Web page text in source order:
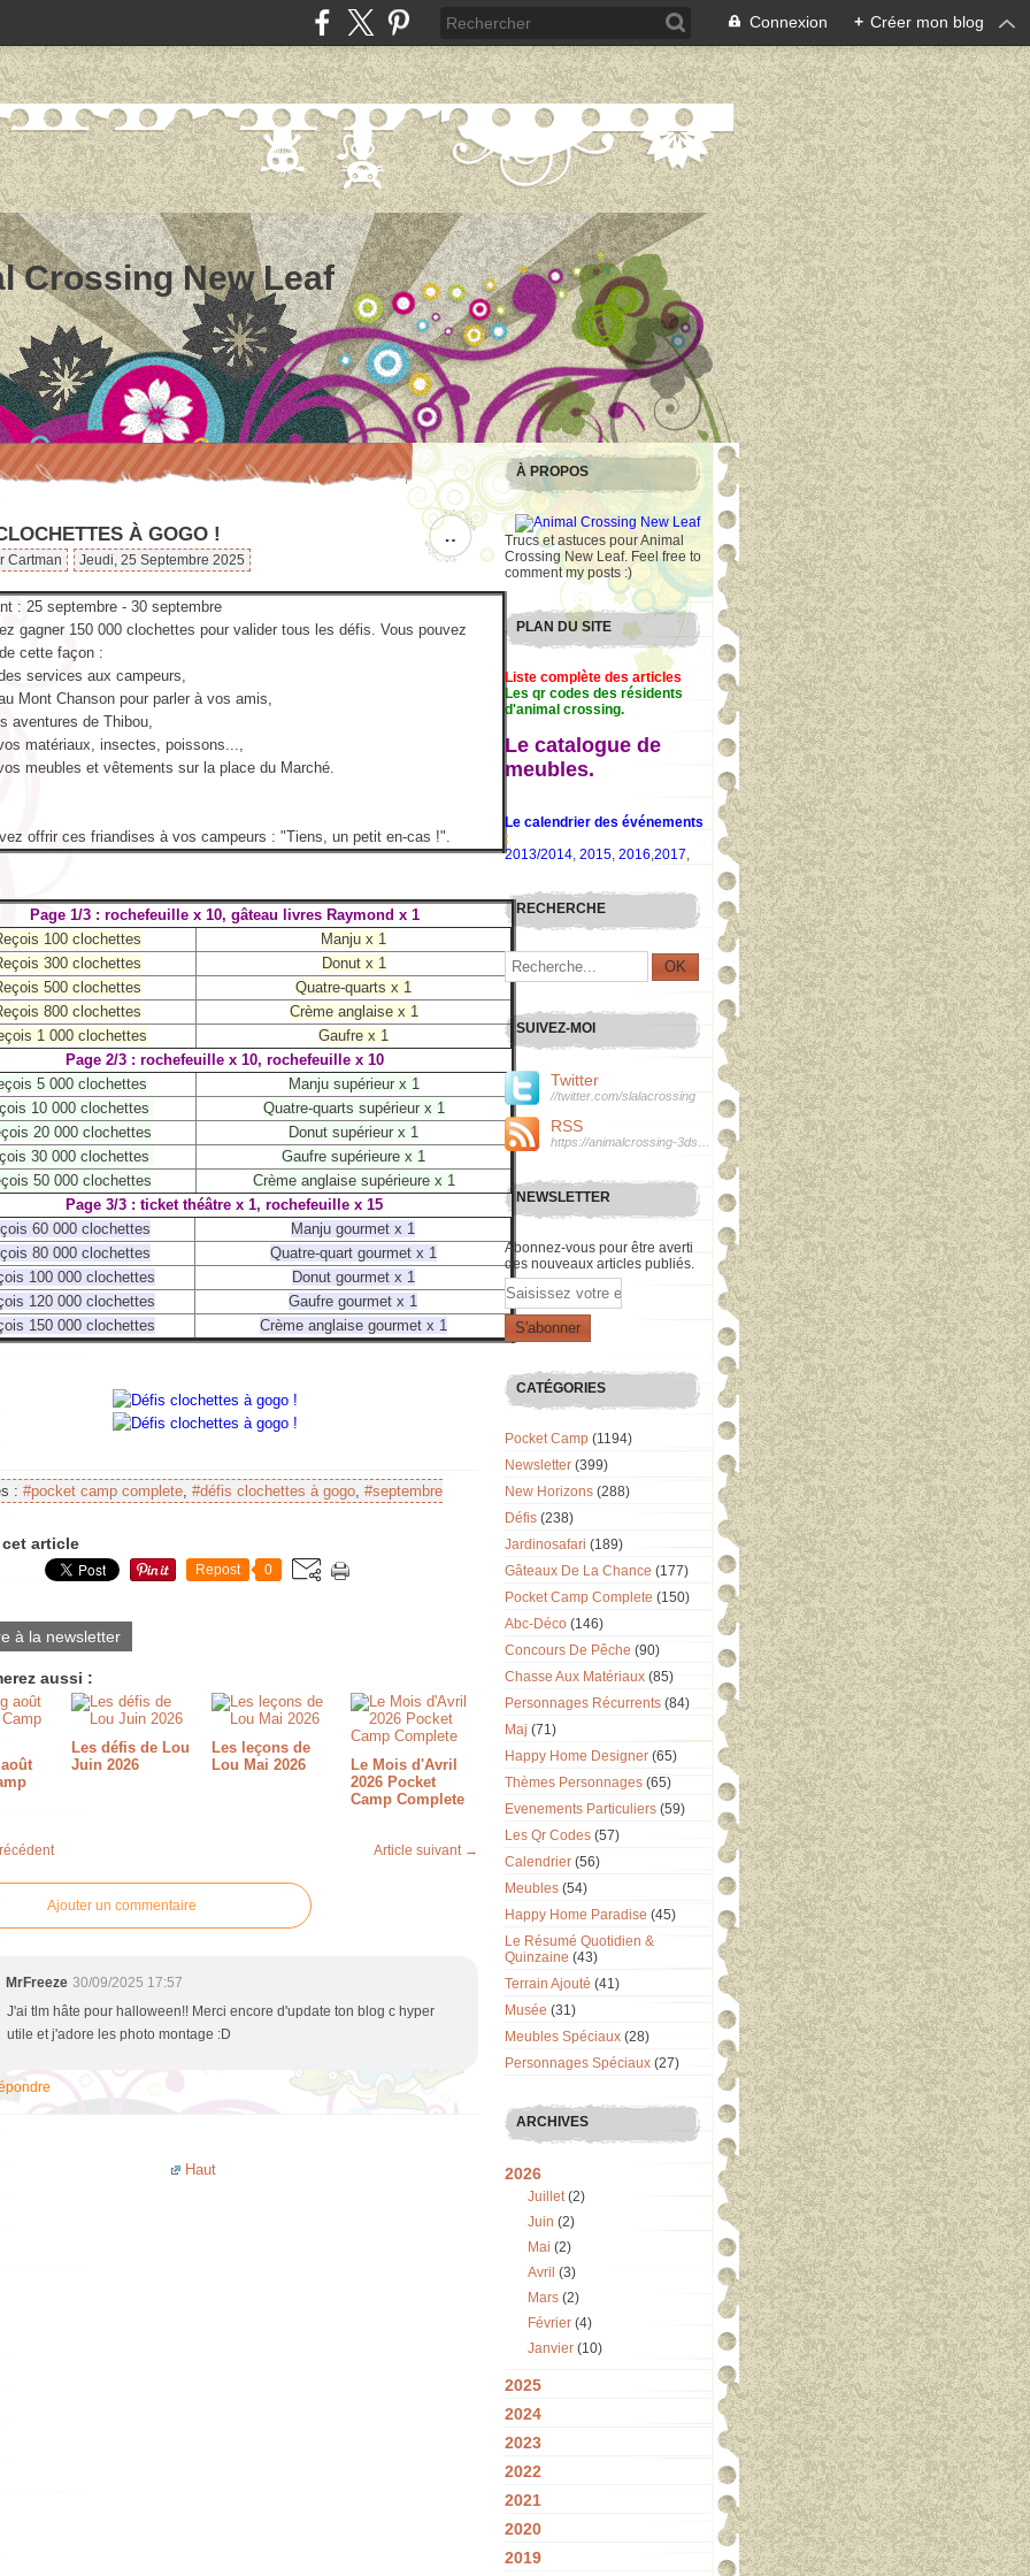
Connexion + Créer mon blog
Crossing New Leaf
…
À GOGO !
Cartman Jeudi, 25 Septembre 2025
: 25 septembre - 30 septembre
gagner 150 000 clochettes pour valider tous les défis. Vous pouvez
cette façon :
services aux campeurs,
Mont Chanson pour parler à vos amis,
aventures de Thibou,
matériaux, insectes, poissons...,
meubles et vêtements sur la place du Marché.
offrir ces friandises à vos campeurs : "Tiens, un petit en-cas !".
Page 1/3 : rochefeuille x 10, gâteau livres Raymond x 1
100 clochettes
Manju x 1
300 clochettes
Donut x 1
500 clochettes
Quatre-quarts x 1
800 clochettes
Crème anglaise x 1
1 000 clochettes
Gaufre x 1
Page 2/3 : rochefeuille x 10, rochefeuille x 10
5 000 clochettes
Manju supérieur x 1
10 000 clochettes
Quatre-quarts supérieur x 1
20 000 clochettes
Donut supérieur x 1
30 000 clochettes
Gaufre supérieure x 1
50 000 clochettes
Crème anglaise supérieure x 1
Page 3/3 : ticket théâtre x 1, rochefeuille x 15
60 000 clochettes
Manju gourmet x 1
80 000 clochettes
Quatre-quart gourmet x 1
100 000 clochettes
Donut gourmet x 1
120 000 clochettes
Gaufre gourmet x 1
150 000 clochettes
Crème anglaise gourmet x 1
: #pocket camp complete, #défis clochettes à gogo, #septembre
article
Repost 0
à la newsletter
aussi :
Les défis de Lou
Juin 2026
Les leçons de
Lou Mai 2026
Le Mois d'Avril
2026 Pocket
Camp Complete
Article suivant →
Ajouter un commentaire
MrFreeze 30/09/2025 17:57
J'ai tlm hâte pour halloween!! Merci encore d'update ton blog c hyper
utile et j'adore les photo montage :D
Haut
À PROPOS
Trucs et astuces pour Animal
Crossing New Leaf. Feel free to
comment my posts :)
PLAN DU SITE
Liste complète des articles
Les qr codes des résidents
d'animal crossing.
Le catalogue de
meubles.
Le calendrier des événements
:
2013/2014, 2015, 2016,2017,
RECHERCHE
SUIVEZ-MOI
Twitter
//twitter.com/slalacrossing
RSS
NEWSLETTER
Abonnez-vous pour être averti
des nouveaux articles publiés.
Email
CATÉGORIES
Pocket Camp (1194)
Newsletter (399)
New Horizons (288)
Défis (238)
Jardinosafari (189)
Gâteaux De La Chance (177)
Pocket Camp Complete (150)
Abc-Déco (146)
Concours De Pêche (90)
Chasse Aux Matériaux (85)
Personnages Récurrents (84)
Maj (71)
Happy Home Designer (65)
Thèmes Personnages (65)
Evenements Particuliers (59)
Les Qr Codes (57)
Calendrier (56)
Meubles (54)
Happy Home Paradise (45)
Le Résumé Quotidien &
Quinzaine (43)
Terrain Ajouté (41)
Musée (31)
Meubles Spéciaux (28)
Personnages Spéciaux (27)
ARCHIVES
2026
Juillet(2)
Juin (2)
Mai (2)
Avril (3)
Mars (2)
Février (4)
Janvier (10)
2025
2024
2023
2022
2021
2020
2019